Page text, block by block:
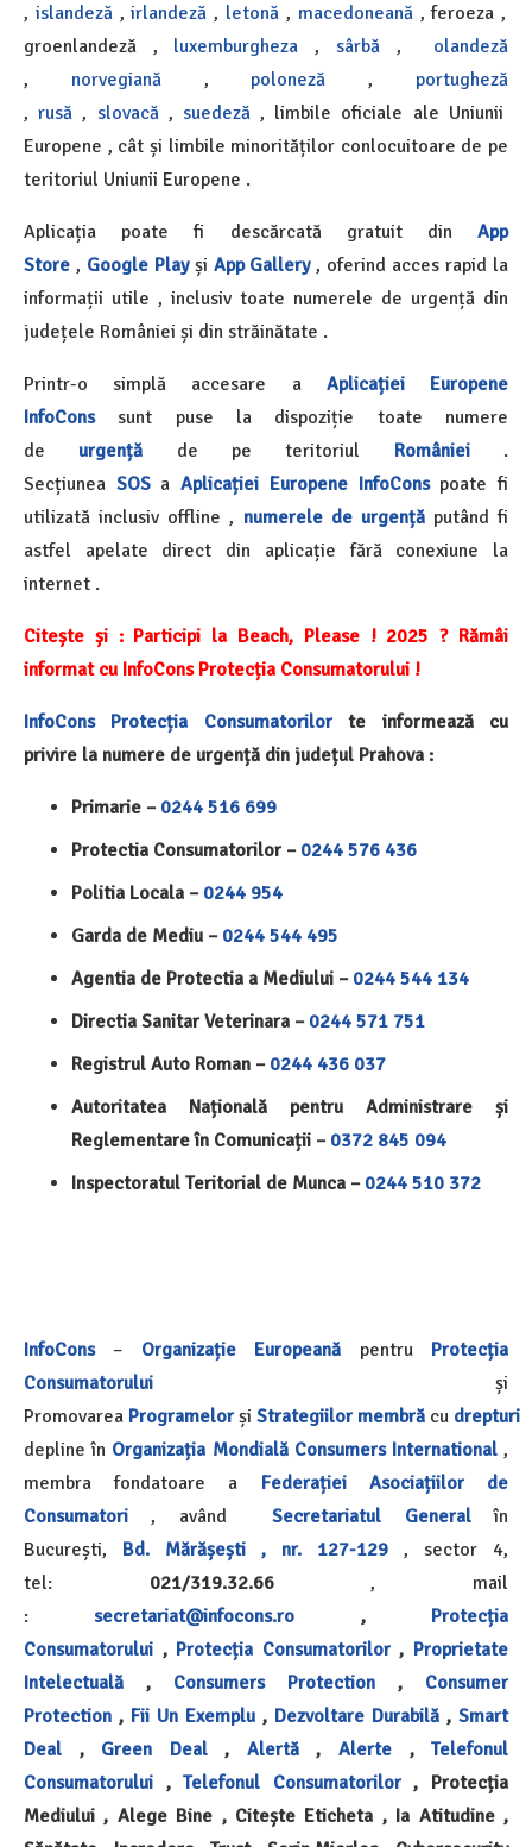
, islandeză,irlandeză , letonă , macedoneană , feroeza ,
groenlandeză ,
luxemburgheza , sârbă , olandeză
,
norvegiană, poloneză , portugheză
,rusă , slovacă, suedeză, limbile oficiale ale Uniunii
Europene , cât și limbile minorităților conlocuitoare de pe
teritoriul Uniunii Europene .
Aplicația poate fi descărcată gratuit din
App
Store , Google Playși App Gallery , oferind acces rapid la
informații utile , inclusiv toate numerele de urgență din
județele României și din străinătate .
Printr-o simplă accesare a Aplicației Europene
InfoCons
sunt puse la dispoziție toate numere
deurgență de pe teritoriul României.
Secțiunea SOSaAplicației Europene InfoConspoate fi
utilizată inclusiv offline , numerele de urgențăputând fi
astfel apelate direct din aplicație fără conexiune la
internet .
Citește și : Participi la Beach, Please ! 2025 ? Rămâi
informat cu InfoCons Protecția Consumatorului !
InfoCons Protecția Consumatorilor
te informează cu
privire la numere de urgență din județul Prahova :
Primarie – 0244 516 699
Protectia Consumatorilor – 0244 576 436
Politia Locala – 0244 954
Garda de Mediu – 0244 544 495
Agentia de Protectia a Mediului – 0244 544 134
Directia Sanitar Veterinara – 0244 571 751
Registrul Auto Roman – 0244 436 037
Autoritatea Națională pentru Administrare și
Reglementare în Comunicații – 0372 845 094
Inspectoratul Teritorial de Munca – 0244 510 372
InfoCons– Organizație Europeană pentru Protecția
Consumatorului și
Promovarea Programelor și Strategiilor membră cu drepturi
depline în Organizația Mondială Consumers International,
membra fondatoare a Federației Asociațiilor de
Consumatori , avândSecretariatul Generalîn
București, Bd. Mărășești , nr. 127-129 , sector 4,
tel: 021/319.32.66, mail
:secretariat@infocons.ro , Protecția
Consumatorului , Protecția Consumatorilor , Proprietate
Intelectuală
, Consumers Protection ,
Consumer
Protection , Fii Un Exemplu , Dezvoltare Durabilă , Smart
Deal , Green Deal, Alertă, Alerte ,
Telefonul
Consumatorului , Telefonul Consumatorilor , Protecția
Mediului , Alege Bine , Citește Eticheta , Ia Atitudine ,